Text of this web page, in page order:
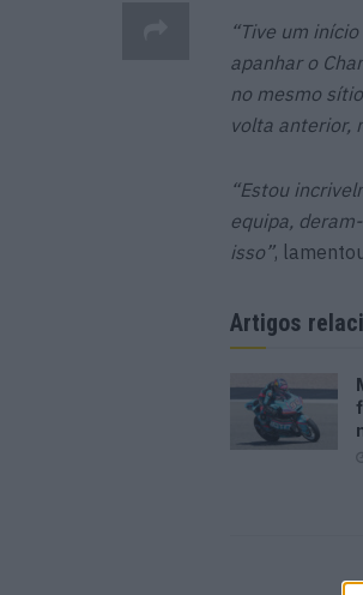
“Tive um
apanhar o
no mesmo
volta anterior,
“Estou
equipa,
isso”,
Artigos